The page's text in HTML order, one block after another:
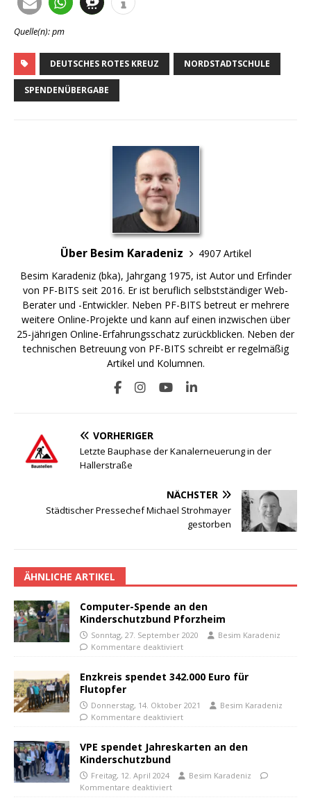
Quelle(n): pm
DEUTSCHES ROTES KREUZ NORDSTADTSCHULE
SPENDENÜBERGABE
Über Besim Karadeniz
4907 Artikel
Besim Karadeniz (bka), Jahrgang 1975, ist Autor und Erfinder
von PF-BITS seit 2016. Er ist beruflich selbstständiger Web-
Berater und -Entwickler. Neben PF-BITS betreut er mehrere
weitere Online-Projekte und kann auf einen inzwischen über
25-jährigen Online-Erfahrungsschatz zurückblicken. Neben der
technischen Betreuung von PF-BITS schreibt er regelmäßig
Artikel und Kolumnen.
VORHERIGER
Letzte Bauphase der Kanalerneuerung in der
Hallerstraße
NÄCHSTER
Städtischer Pressechef Michael Strohmayer
gestorben
ÄHNLICHE ARTIKEL
Computer-Spende an den
Kinderschutzbund Pforzheim
Sonntag, 27. September 2020
Besim Karadeniz
Kommentare deaktiviert
Enzkreis spendet 342.000 Euro für
Flutopfer
Donnerstag, 14. Oktober 2021
Besim Karadeniz
Kommentare deaktiviert
VPE spendet Jahreskarten an den
Kinderschutzbund
Freitag, 12. April 2024
Besim Karadeniz
Kommentare deaktiviert